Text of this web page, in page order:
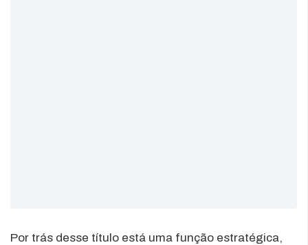
Por trás desse título está uma função estratégica,